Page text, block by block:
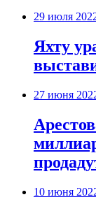
29 июля
​Яхту
27 июня
10 июня